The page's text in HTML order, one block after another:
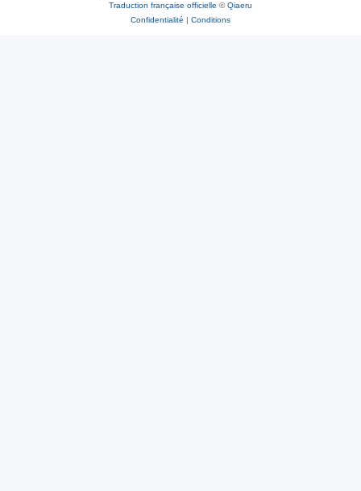
Traduction française officielle ©Qiaeru
Confidentialité | Conditions